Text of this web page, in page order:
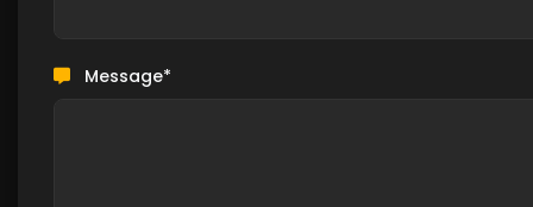
Message*